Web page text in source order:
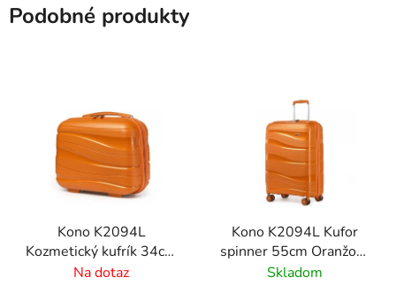
Podobné produkty
Kono K2094L
Kozmetický kufrík 34cm
Oranžový Polypropylen
Na dotaz
Kono K2094L Kufor
spinner 55cm Oranžový
Polypropylen
Skladom